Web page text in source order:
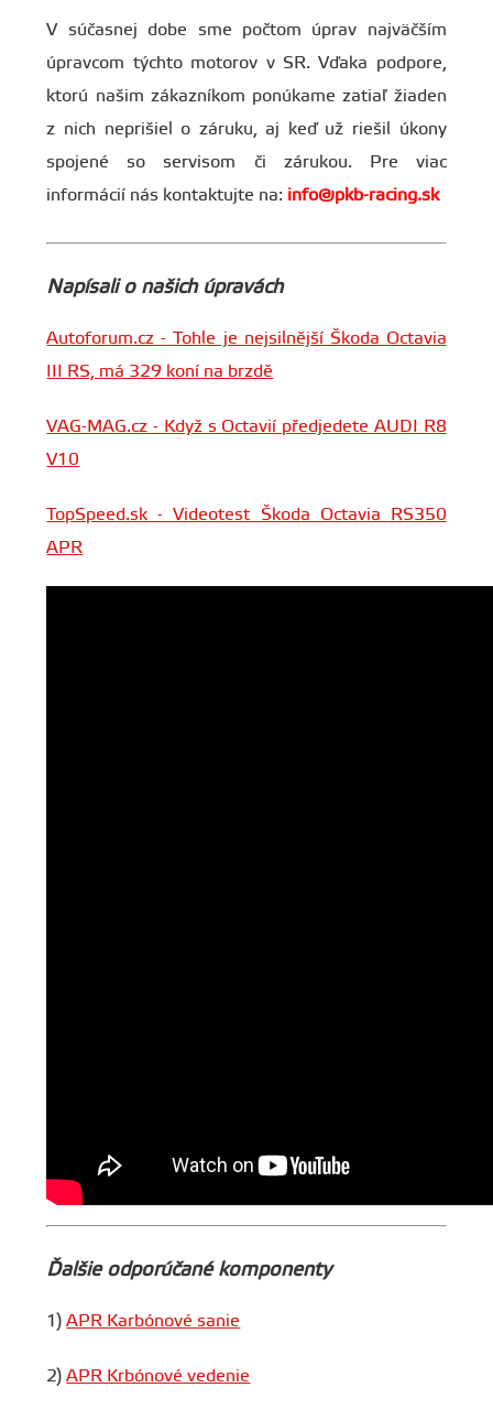
V súčasnej dobe sme počtom úprav najväčším
úpravcom týchto motorov v SR. Vďaka podpore,
ktorú našim zákazníkom ponúkame zatiaľ žiaden
z nich neprišiel o záruku, aj keď už riešil úkony
spojené so servisom či zárukou. Pre viac
informácií nás kontaktujte na: info@pkb-racing.sk
Napísali o našich úpravách
Autoforum.cz - Tohle je nejsilnější Škoda Octavia
III RS, má 329 koní na brzdě
VAG-MAG.cz - Když s Octavií předjedete AUDI R8
V10
TopSpeed.sk - Videotest Škoda Octavia RS350
APR
Ďalšie odporúčané komponenty
1)APR Karbónové sanie
2)APR Krbónové vedenie